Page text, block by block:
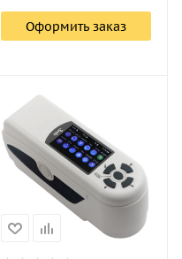
Оформить заказ